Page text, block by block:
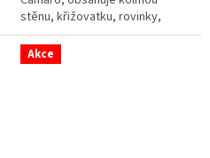
stěnu, křižovatku, rovinky,
zatáčky, díl s počítadlem kol a
další díly. Můžete...
Akce